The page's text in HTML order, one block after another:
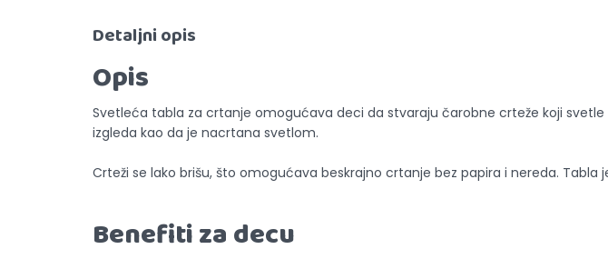
Detaljni opis
Opis
Svetleća tabla za crtanje omogućava deci da stvaraju čarobne crteže koji
izgleda kao da je nacrtana svetlom.
Crteži se lako brišu, što omogućava beskrajno crtanje bez papira i nereda.
Benefiti za decu